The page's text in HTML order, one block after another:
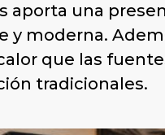
aporta una
y moderna.
que las
tradicionales.